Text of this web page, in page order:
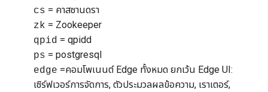
cs = คาสซานดรา
zk = Zookeeper
qpid = qpidd
ps = postgresql
edge =คอมโพเนนต์ Edge ทั้งหมด ยกเว้น Edge UI:
เซิร์ฟเวอร์การจัดการ, ตัวประมวลผลข้อความ, เราเตอร์,